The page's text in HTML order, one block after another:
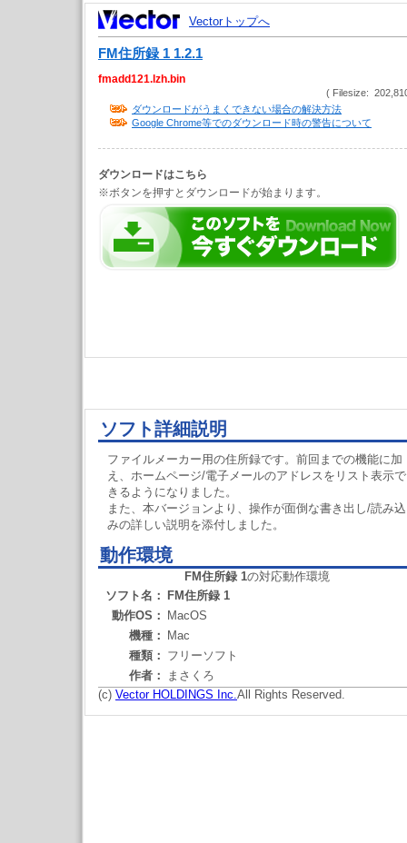
Vectorトップへ
FM住所録 1 1.2.1
fmadd121.lzh.bin
( Filesize:
ダウンロードがうまくできない場合の解決方法
Google Chrome等でのダウンロード時の警告について
ダウンロードはこちら
※ボタンを押すとダウンロードが始まります。
ソフト詳細説明
ファイルメーカー用の住所録です。前回までの機能に加
え、ホームページ/電子メールのアドレスをリスト表示で
きるようになりました。
また、本バージョンより、操作が面倒な書き出し/読み込
みの詳しい説明を添付しました。
動作環境
FM住所録 1の対応動作環境
ソフト名：
FM住所録 1
動作OS：
MacOS
機種：
Mac
種類： フリーソフト
作者：
まさくろ
(c) Vector HOLDINGS Inc.All Rights Reserved.